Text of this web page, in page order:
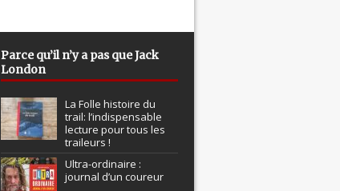
Parce qu’il n’y a pas que Jack
London
La Folle histoire du
trail: l’indispensable
lecture pour tous les
traileurs !
Ultra-ordinaire :
journal d’un coureur